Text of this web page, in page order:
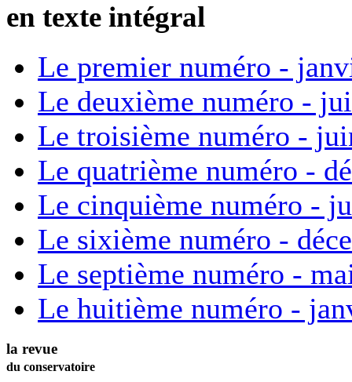
en texte intégral
Le premier numéro -
Le deuxième numéro -
Le troisième numéro -
Le quatrième numéro -
Le cinquième numéro -
Le sixième numéro -
Le septième numéro -
Le huitième numéro -
la revue
du conservatoire